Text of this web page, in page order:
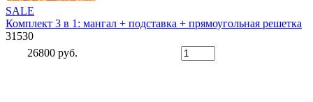
SALE
Комплект 3 в 1: мангал + подставка + прямоугольная решетка
31530
26800 руб.